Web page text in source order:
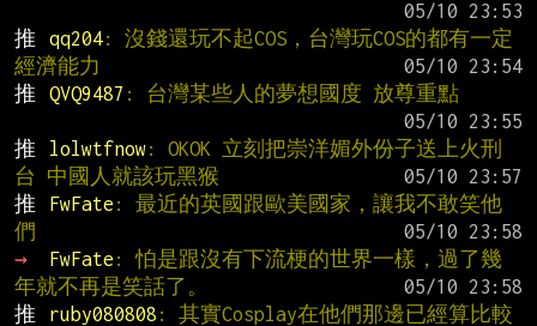
推
qq204: 沒錢還玩不起COS，台灣玩COS的都有一定
經濟能力
推
QVQ9487 : 台灣某些人的夢想國度 放尊重點
推
lolwtfnow: OKOK 立刻把崇洋媚外份子送上火刑
台 中國人就該玩黑猴
推
FwFate : 最近的英國跟歐美國家，讓我不敢笑他
們
→
FwFate : 怕是跟沒有下流梗的世界一樣，過了幾
年就不再是笑話了。
推
ruby080808 : 其實Cosplay在他們那邊已經算比較